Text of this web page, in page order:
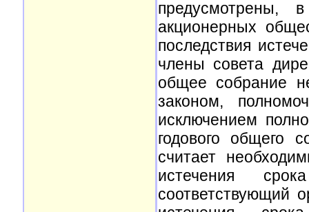
предусмотрены,
акционерных
последствия
члены совета
общее собрание
законом,
исключением
годового общего
считает
истечения
соответствующий